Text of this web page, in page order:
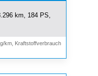
km, 184 PS,
km, Kraftstoffverbrauch